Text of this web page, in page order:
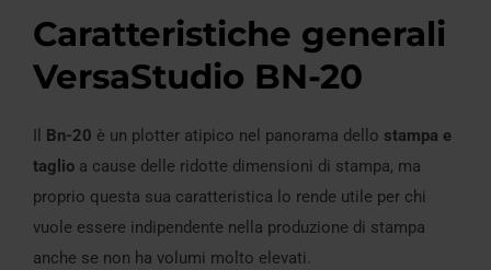
Caratteristiche generali
VersaStudio BN-20
Il Bn-20 è un plotter atipico nel panorama dello stampa e
taglio a cause delle ridotte dimensioni di stampa, ma
proprio questa sua caratteristica lo rende utile per chi
vuole essere indipendente nella produzione di stampa
anche se non ha volumi molto elevati.